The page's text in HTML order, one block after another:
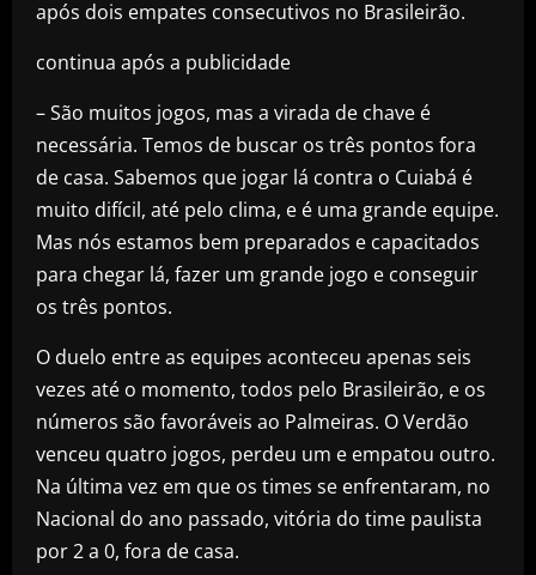
após dois empates consecutivos no Brasileirão.
continua após a publicidade
– São muitos jogos, mas a virada de chave é
necessária. Temos de buscar os três pontos fora
de casa. Sabemos que jogar lá contra o Cuiabá é
muito difícil, até pelo clima, e é uma grande equipe.
Mas nós estamos bem preparados e capacitados
para chegar lá, fazer um grande jogo e conseguir
os três pontos.
O duelo entre as equipes aconteceu apenas seis
vezes até o momento, todos pelo Brasileirão, e os
números são favoráveis ao Palmeiras. O Verdão
venceu quatro jogos, perdeu um e empatou outro.
Na última vez em que os times se enfrentaram, no
Nacional do ano passado, vitória do time paulista
por 2 a 0, fora de casa.